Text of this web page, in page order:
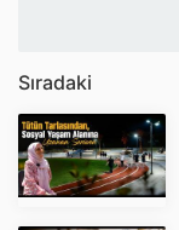
Sıradaki